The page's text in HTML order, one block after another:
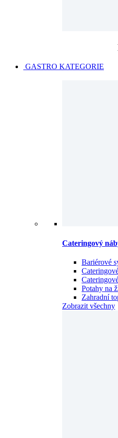
GASTRO KATEGORIE
Cateringový
Bariérové
Potahy na
Zahradní
Zobrazit všechny